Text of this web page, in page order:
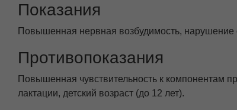
Показания
Повышенная нервная возбудимость, нарушение
Противопоказания
Повышенная чувствительность к компонентам
лактации, детский возраст (до 12 лет).